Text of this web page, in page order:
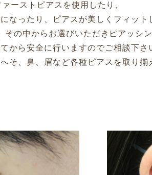
ーストピアスを使用したり、
なったり、ピアスが美しくフィット
の中からお選びいただきピアッシン
から安全に行いますのでご相談下さ
そ、鼻、眉など各種ピアスを取り揃